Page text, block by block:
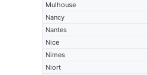
Mulhouse
Nancy
Nantes
Nice
Nimes
Niort